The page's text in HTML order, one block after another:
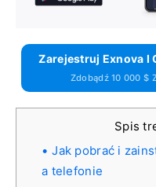
Zarejestruj Exnova I
Zdobądź 10 000 $
Spis
Jak pobrać i
a telefonie